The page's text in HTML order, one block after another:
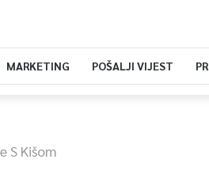
MARKETING POŠALJI VIJEST
S Kišom